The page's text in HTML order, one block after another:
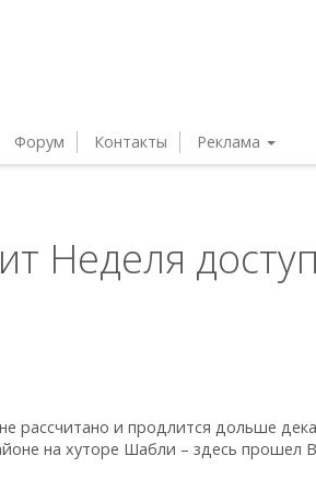
Форум Контакты Реклама
Неделя
рассчитано и продлится дольше
на хуторе Шабли – здесь прошел